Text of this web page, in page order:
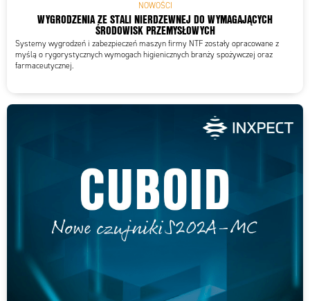
NOWOŚCI
WYGRODZENIA ZE STALI NIERDZEWNEJ DO WYMAGAJĄCYCH
ŚRODOWISK PRZEMYSŁOWYCH
Systemy wygrodzeń i zabezpieczeń maszyn firmy NTF zostały opracowane z
myślą o rygorystycznych wymogach higienicznych branży spożywczej oraz
farmaceutycznej.